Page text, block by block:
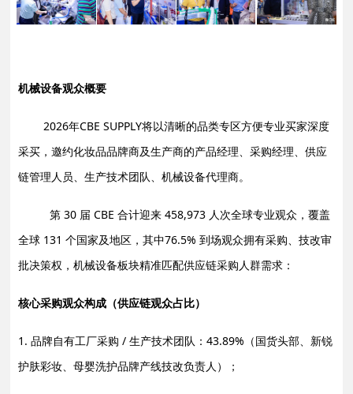
机械设备观众概要
2026年CBE SUPPLY将以清晰的品类专区方便专业买家深度
采买，邀约化妆品品牌商及生产商的产品经理、采购经理、供应
链管理人员、生产技术团队、机械设备代理商。
第 30 届 CBE 合计迎来 458,973 人次全球专业观众，覆盖
全球 131 个国家及地区，其中76.5% 到场观众拥有采购、技改审
批决策权，机械设备板块精准匹配供应链采购人群需求：
核心采购观众构成（供应链观众占比）
1. 品牌自有工厂采购 / 生产技术团队：43.89%（国货头部、新锐
护肤彩妆、母婴洗护品牌产线技改负责人）；